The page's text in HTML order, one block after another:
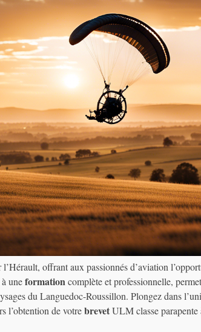
offrant aux passionnés d’aviation
uneformationcomplète et professionnelle,
du Languedoc-Roussillon. Plongez dans
l’obtention de votrebrevetULM classe parapente